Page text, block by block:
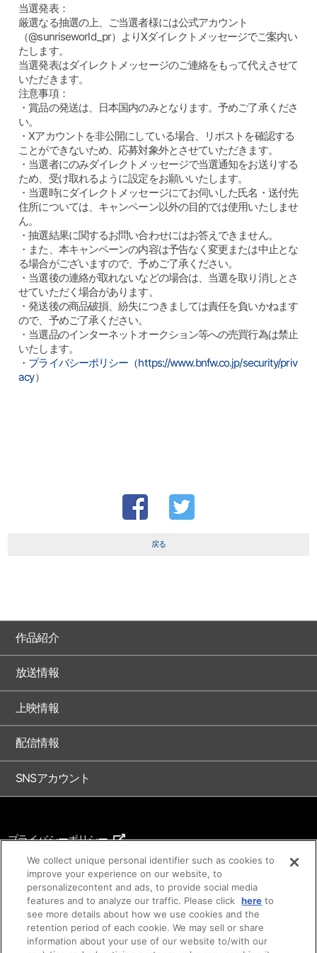
当選発表：
厳選なる抽選の上、ご当選者様には公式アカウント
（@sunriseworld_pr）よりXダイレクトメッセージでご案内い
たします。
当選発表はダイレクトメッセージのご連絡をもって代えさせて
いただきます。
注意事項：
・賞品の発送は、日本国内のみとなります。予めご了承くださ
い。
・Xアカウントを非公開にしている場合、リポストを確認する
ことができないため、応募対象外とさせていただきます。
・当選者にのみダイレクトメッセージで当選通知をお送りする
ため、受け取れるように設定をお願いいたします。
・当選時にダイレクトメッセージにてお伺いした氏名・送付先
住所については、キャンペーン以外の目的では使用いたしませ
ん。
・抽選結果に関するお問い合わせにはお答えできません。
・また、本キャンペーンの内容は予告なく変更または中止とな
る場合がございますので、予めご了承ください。
・当選後の連絡が取れないなどの場合は、当選を取り消しとさ
せていただく場合があります。
・発送後の商品破損、紛失につきましては責任を負いかねます
ので、予めご了承ください。
・当選品のインターネットオークション等への売買行為は禁止
いたします。
・ プライバシーポリシー（https://www.bnfw.co.jp/security/priv
acy）
戻る
作品紹介
放送情報
上映情報
配信情報
SNSアカウント
プライバシーポリシー
ご利用条件
著作権について
アイデア等のご提案について
We collect unique personal identifier such as cookies to
improve your experience on our website, to
personalizecontent and ads, to provide social media
features and to analyze our traffic. Please click here to
see more details about how we use cookies and the
retention period of each cookie. We may sell or share
information about your use of our website to/with our